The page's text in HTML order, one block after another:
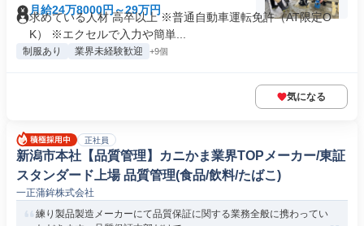
月給24万8000円～29万円
求めている人材 高卒以上 ※普通自動車運転免許（AT限定O
K） ※エクセルで入力や簡単...
制服あり 業界未経験歓迎 +9個
気になる
正社員
新潟市本社【品質管理】カニかま業界TOPメーカー/東証
スタンダード上場 品質管理(食品/飲料/たばこ)
一正蒲鉾株式会社
練り製品製造メーカーにて品質保証に関する業務全般に携わってい